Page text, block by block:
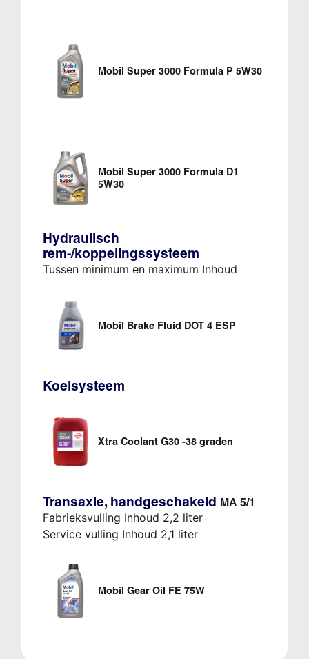
Mobil Super 3000 Formula P 5W30
Mobil Super 3000 Formula D1
5W30
Hydraulisch
rem-/koppelingssysteem
Tussen minimum en maximum Inhoud
Mobil Brake Fluid DOT 4 ESP
Koelsysteem
Xtra Coolant G30 -38 graden
Transaxle, handgeschakeld MA 5/1
Fabrieksvulling Inhoud 2,2 liter
Service vulling Inhoud 2,1 liter
Mobil Gear Oil FE 75W